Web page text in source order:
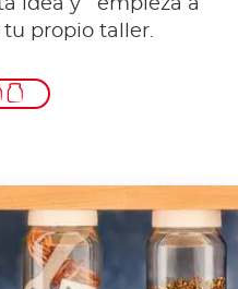
idea y empieza a
propio taller.